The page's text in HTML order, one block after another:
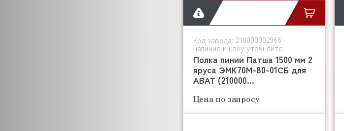
Код завода: 210000002966
наличие и цену уточняйте
Полка линии Патша 1500 мм 2
яруса ЭМК70М-80-01СБ для
АВАТ (210000...
Цена по запросу